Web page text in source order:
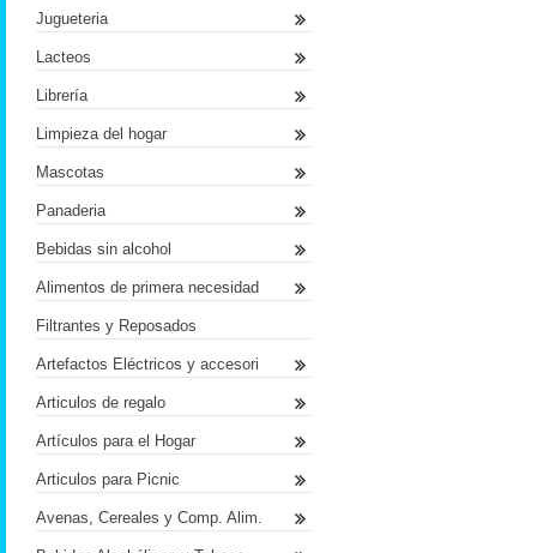
Jugueteria
Lacteos
Librería
Limpieza del hogar
Mascotas
Panaderia
Bebidas sin alcohol
Alimentos de primera necesidad
Filtrantes y Reposados
Artefactos Eléctricos y accesori
Articulos de regalo
Artículos para el Hogar
Articulos para Picnic
Avenas, Cereales y Comp. Alim.